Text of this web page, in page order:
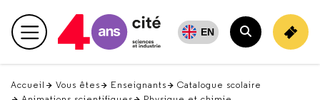
en
haut Menu principal EN
Rechercher
Accueil Vous êtes Enseignants
Catalogue scolaire